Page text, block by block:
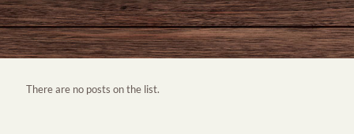
There are no posts on the list.